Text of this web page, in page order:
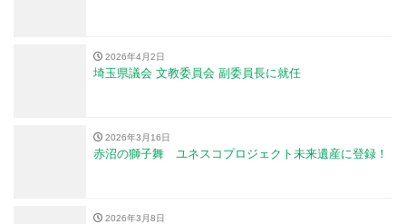
2026年4月2日
埼玉県議会 文教委員会 副委員長に就任
2026年3月16日
赤沼の獅子舞 ユネスコプロジェクト未来遺産に登録！
2026年3月8日